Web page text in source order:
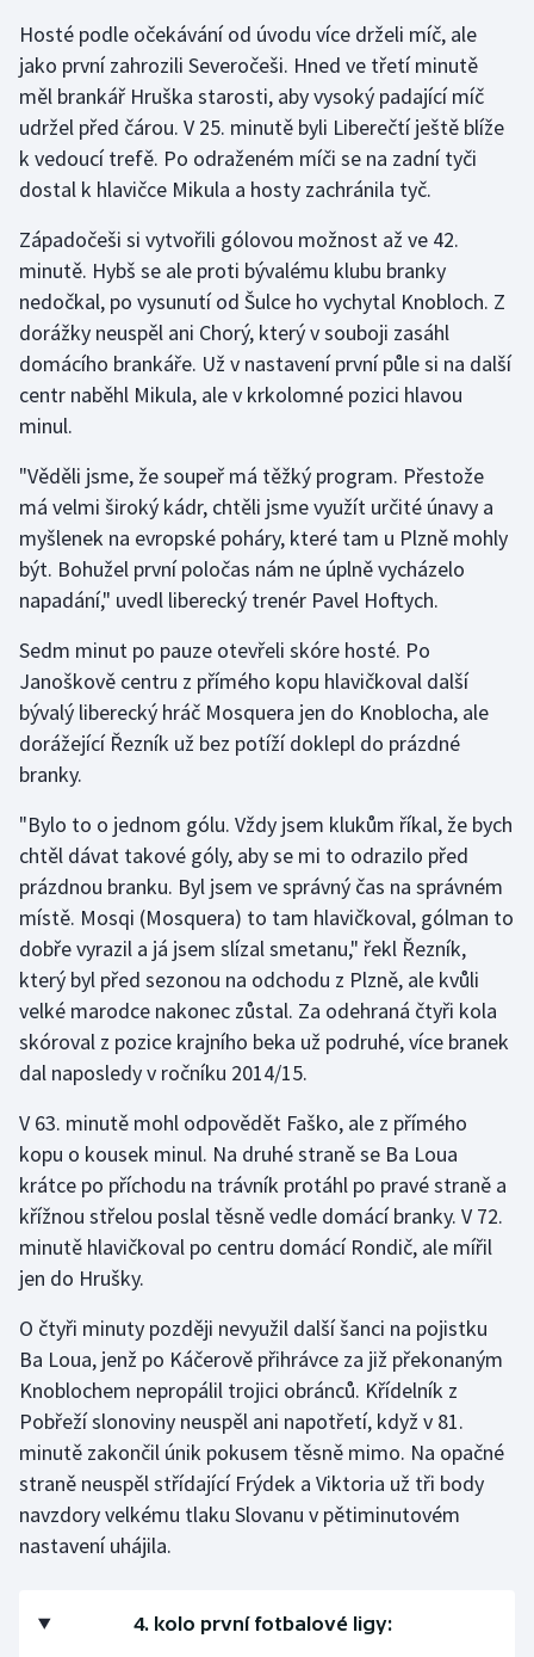
Motorsport
Olympijské hry
Parasport
Plavání
Plážový volejbal
Ragby
Rychlobruslení
Rychlostní kanoistika
Short track
Sportovní střelba
Stolní tenis
Triatlon
Veslování
Vodní slalom
Volejbal
Ostatní
Hosté podle očekávání od úvodu více drželi míč, ale
jako první zahrozili Severočeši. Hned ve třetí minutě
měl brankář Hruška starosti, aby vysoký padající míč
udržel před čárou. V 25. minutě byli Liberečtí ještě blíže
k vedoucí trefě. Po odraženém míči se na zadní tyči
dostal k hlavičce Mikula a hosty zachránila tyč.
Západočeši si vytvořili gólovou možnost až ve 42.
minutě. Hybš se ale proti bývalému klubu branky
nedočkal, po vysunutí od Šulce ho vychytal Knobloch. Z
dorážky neuspěl ani Chorý, který v souboji zasáhl
domácího brankáře. Už v nastavení první půle si na další
centr naběhl Mikula, ale v krkolomné pozici hlavou
minul.
"Věděli jsme, že soupeř má těžký program. Přestože
má velmi široký kádr, chtěli jsme využít určité únavy a
myšlenek na evropské poháry, které tam u Plzně mohly
být. Bohužel první poločas nám ne úplně vycházelo
napadání," uvedl liberecký trenér Pavel Hoftych.
Sedm minut po pauze otevřeli skóre hosté. Po
Janoškově centru z přímého kopu hlavičkoval další
bývalý liberecký hráč Mosquera jen do Knoblocha, ale
dorážející Řezník už bez potíží doklepl do prázdné
branky.
"Bylo to o jednom gólu. Vždy jsem klukům říkal, že bych
chtěl dávat takové góly, aby se mi to odrazilo před
prázdnou branku. Byl jsem ve správný čas na správném
místě. Mosqi (Mosquera) to tam hlavičkoval, gólman to
dobře vyrazil a já jsem slízal smetanu," řekl Řezník,
který byl před sezonou na odchodu z Plzně, ale kvůli
velké marodce nakonec zůstal. Za odehraná čtyři kola
skóroval z pozice krajního beka už podruhé, více branek
dal naposledy v ročníku 2014/15.
V 63. minutě mohl odpovědět Faško, ale z přímého
kopu o kousek minul. Na druhé straně se Ba Loua
krátce po příchodu na trávník protáhl po pravé straně a
křížnou střelou poslal těsně vedle domácí branky. V 72.
minutě hlavičkoval po centru domácí Rondič, ale mířil
jen do Hrušky.
O čtyři minuty později nevyužil další šanci na pojistku
Ba Loua, jenž po Káčerově přihrávce za již překonaným
Knoblochem nepropálil trojici obránců. Křídelník z
Pobřeží slonoviny neuspěl ani napotřetí, když v 81.
minutě zakončil únik pokusem těsně mimo. Na opačné
straně neuspěl střídající Frýdek a Viktoria už tři body
navzdory velkému tlaku Slovanu v pětiminutovém
nastavení uhájila.
4. kolo první fotbalové ligy: